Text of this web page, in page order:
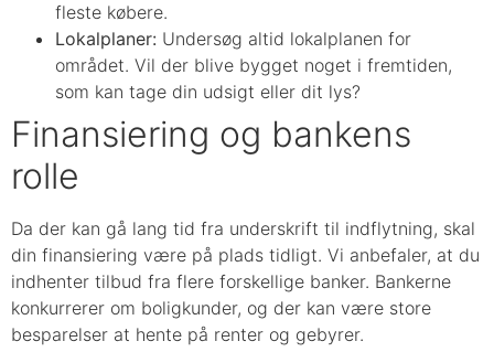
fleste købere.
Lokalplaner: Undersøg altid lokalplanen for
området. Vil der blive bygget noget i fremtiden,
som kan tage din udsigt eller dit lys?
Finansiering og bankens
rolle
Da der kan gå lang tid fra underskrift til indflytning, skal
din finansiering være på plads tidligt. Vi anbefaler, at du
indhenter tilbud fra flere forskellige banker. Bankerne
konkurrerer om boligkunder, og der kan være store
besparelser at hente på renter og gebyrer.